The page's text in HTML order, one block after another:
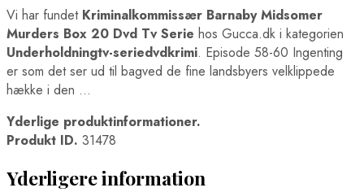
Vi har fundet Kriminalkommissær Barnaby Midsomer
Murders Box 20 Dvd Tv Serie hos Gucca.dk i kategorien
Underholdningtv-seriedvdkrimi. Episode 58-60 Ingenting
er som det ser ud til bagved de fine landsbyers velklippede
hække i den …
Yderlige produktinformationer.
Produkt ID. 31478
Yderligere information